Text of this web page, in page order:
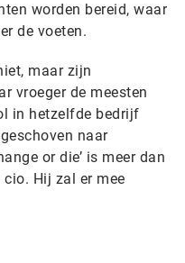
worden bereid, waar
de voeten.
maar zijn
vroeger de meesten
in hetzelfde bedrijf
naar
or die’ is meer dan
Hij zal er mee